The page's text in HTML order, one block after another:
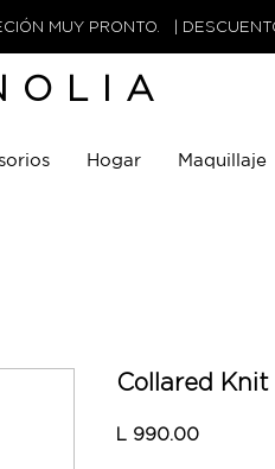
MUY PRONTO. |
Hogar Maquillaje
Collared
L 990.00Precio